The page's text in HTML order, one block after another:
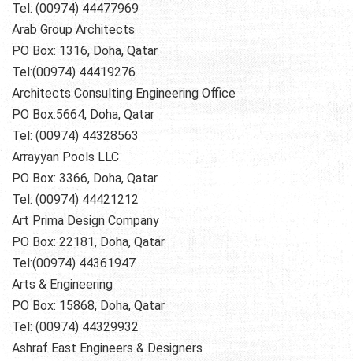
Tel: (00974) 44477969
Arab Group Architects
PO Box: 1316, Doha, Qatar
Tel:(00974) 44419276
Architects Consulting Engineering Office
PO Box:5664, Doha, Qatar
Tel: (00974) 44328563
Arrayyan Pools LLC
PO Box: 3366, Doha, Qatar
Tel: (00974) 44421212
Art Prima Design Company
PO Box: 22181, Doha, Qatar
Tel:(00974) 44361947
Arts & Engineering
PO Box: 15868, Doha, Qatar
Tel: (00974) 44329932
Ashraf East Engineers & Designers